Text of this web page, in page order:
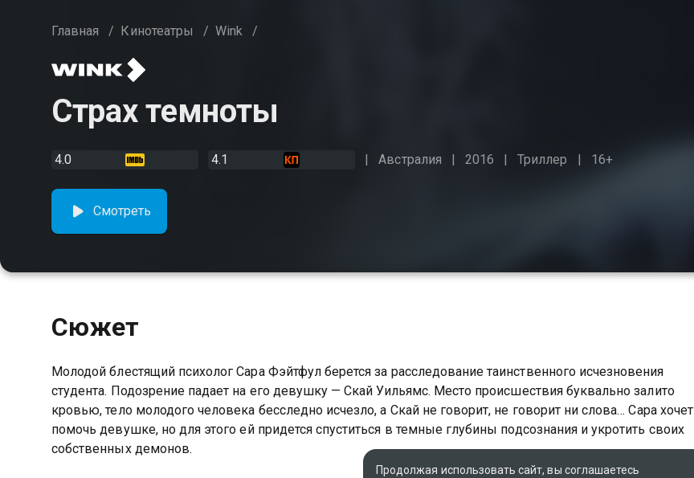
Главная / Кинотеатры / Wink /
Страх темноты
4.0 4.1 Австралия 2016 Триллер 16+
Смотреть
Сюжет
Молодой блестящий психолог Сара Фэйтфул берется за расследование таинственного исчезновения
студента. Подозрение падает на его девушку — Скай Уильямс. Место происшествия буквально залито
кровью, тело молодого человека бесследно исчезло, а Скай не говорит, не говорит ни слова… Сара хочет
помочь девушке, но для этого ей придется спуститься в темные глубины подсознания и укротить своих
собственных демонов.
Продолжая использовать сайт, вы соглашаетесь